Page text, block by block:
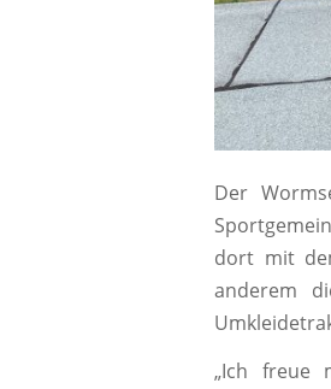
Der
dort mit
anderem
„Ich freue